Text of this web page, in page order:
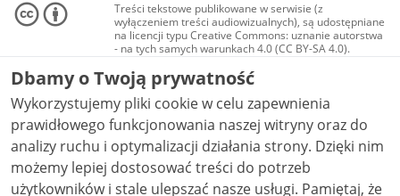
Treści tekstowe publikowane w serwisie (z
wyłączeniem treści audiowizualnych), są udostępniane
na licencji typu Creative Commons: uznanie autorstwa
- na tych samych warunkach 4.0 (CC BY-SA 4.0).
Materiały audiowizualne, w tym zdjęcia, materiały
audio i wideo, są udostępniane na licencji typu
Creative Commons: uznanie autorstwa użycie
niekomercyjne - bez utworów zależnych 4.0 (CC BY-
NC-ND 4.0), o ile nie jest to stwierdzone inaczej.
Dbamy o Twoją prywatność
Wykorzystujemy pliki cookie w celu zapewnienia
prawidłowego funkcjonowania naszej witryny oraz do
analizy ruchu i optymalizacji działania strony. Dzięki nim
możemy lepiej dostosować treści do potrzeb
użytkowników i stale ulepszać nasze usługi. Pamiętaj, że